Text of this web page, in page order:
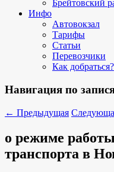
Брейтовский
Инфо
Автовокзал
Тарифы
Статьи
Перевозчики
Как добраться?
Навигация по
← Предыдущая
о режиме работы
транспорта в